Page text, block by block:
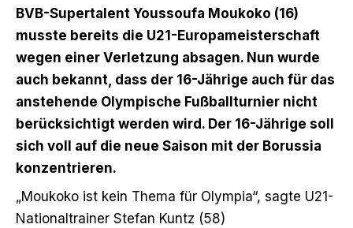
BVB-Supertalent Youssoufa Moukoko (16)
musste bereits die U21-Europameisterschaft
wegen einer Verletzung absagen. Nun wurde
auch bekannt, dass der 16-Jährige auch für das
anstehende Olympische Fußballturnier nicht
berücksichtigt werden wird. Der 16-Jährige soll
sich voll auf die neue Saison mit der Borussia
konzentrieren.
„Moukoko ist kein Thema für Olympia“, sagte U21-
Nationaltrainer Stefan Kuntz (58)